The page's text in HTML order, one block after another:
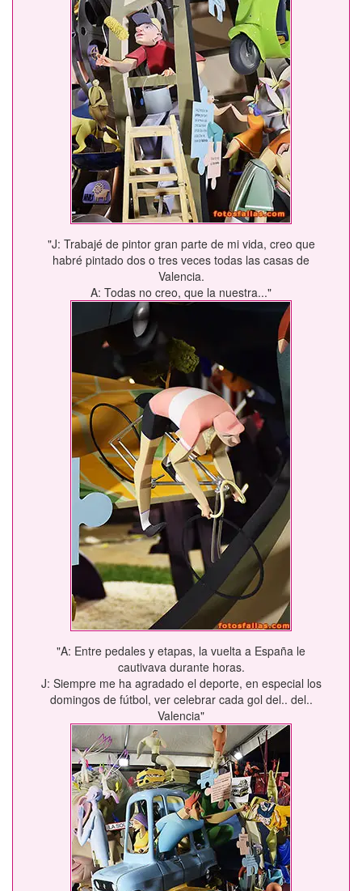
"J: Trabajé de pintor gran parte de mi vida, creo que
habré pintado dos o tres veces todas las casas de
Valencia.
A: Todas no creo, que la nuestra..."
"A: Entre pedales y etapas, la vuelta a España le
cautivava durante horas.
J: Siempre me ha agradado el deporte, en especial los
domingos de fútbol, ver celebrar cada gol del.. del..
Valencia"